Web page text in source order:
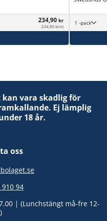
234,90 kr
234,90 kr/st
1 -pack
vara skadlig för
Ej lämplig
18 år.
oss
910 94
| (Lunchstängt må-fre 12-